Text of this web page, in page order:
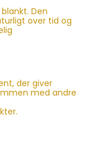
Den
over tid og
der giver
med andre